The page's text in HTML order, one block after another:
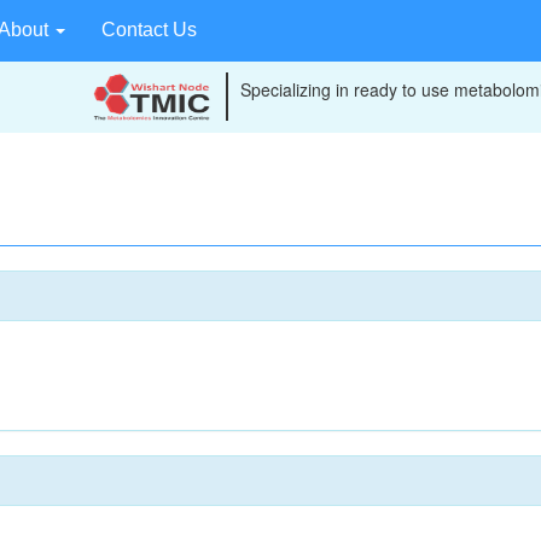
Contact Us
Specializing in ready to use